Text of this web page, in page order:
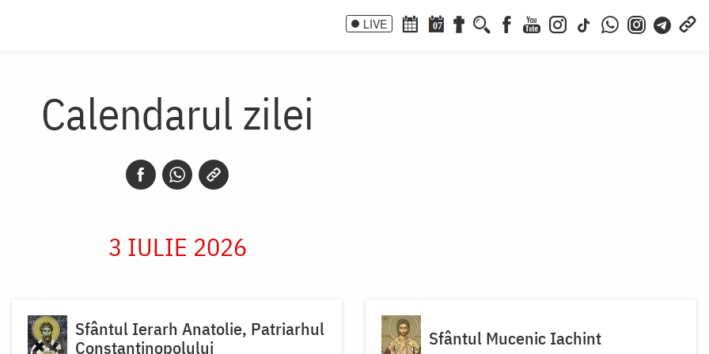
LIVE 07
Calendarul zilei
3 IULIE 2026
Sfântul Ierarh Anatolie, Patriarhul
Constantinopolului
Sfântul Mucenic Iachint